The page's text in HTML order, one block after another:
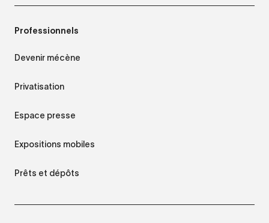
Professionnels
Devenir mécène
Privatisation
Espace presse
Expositions mobiles
Prêts et dépôts